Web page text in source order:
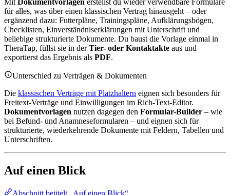
für alles, was über einen klassischen Vertrag hinausgeht – oder
ergänzend dazu: Futterpläne, Trainingspläne, Aufklärungsbögen,
Checklisten, Einverständniserklärungen mit Unterschrift und
beliebige strukturierte Dokumente. Du baust die Vorlage einmal in
TheraTap, füllst sie in derTier- oder Kontaktakte aus und
exportierst das Ergebnis als PDF.
Unterschied zu Verträgen & Dokumenten
Die klassischen Verträge mit Platzhaltern eignen sich besonders für
Freitext-Verträge und Einwilligungen im Rich-Text-Editor.
Dokumentvorlagen nutzen dagegen den Formular-Builder – wie
bei Befund- und Anamneseformularen – und eignen sich für
strukturierte, wiederkehrende Dokumente mit Feldern, Tabellen und
Unterschriften.
Auf einen Blick
Abschnitt betitelt „Auf einen Blick“